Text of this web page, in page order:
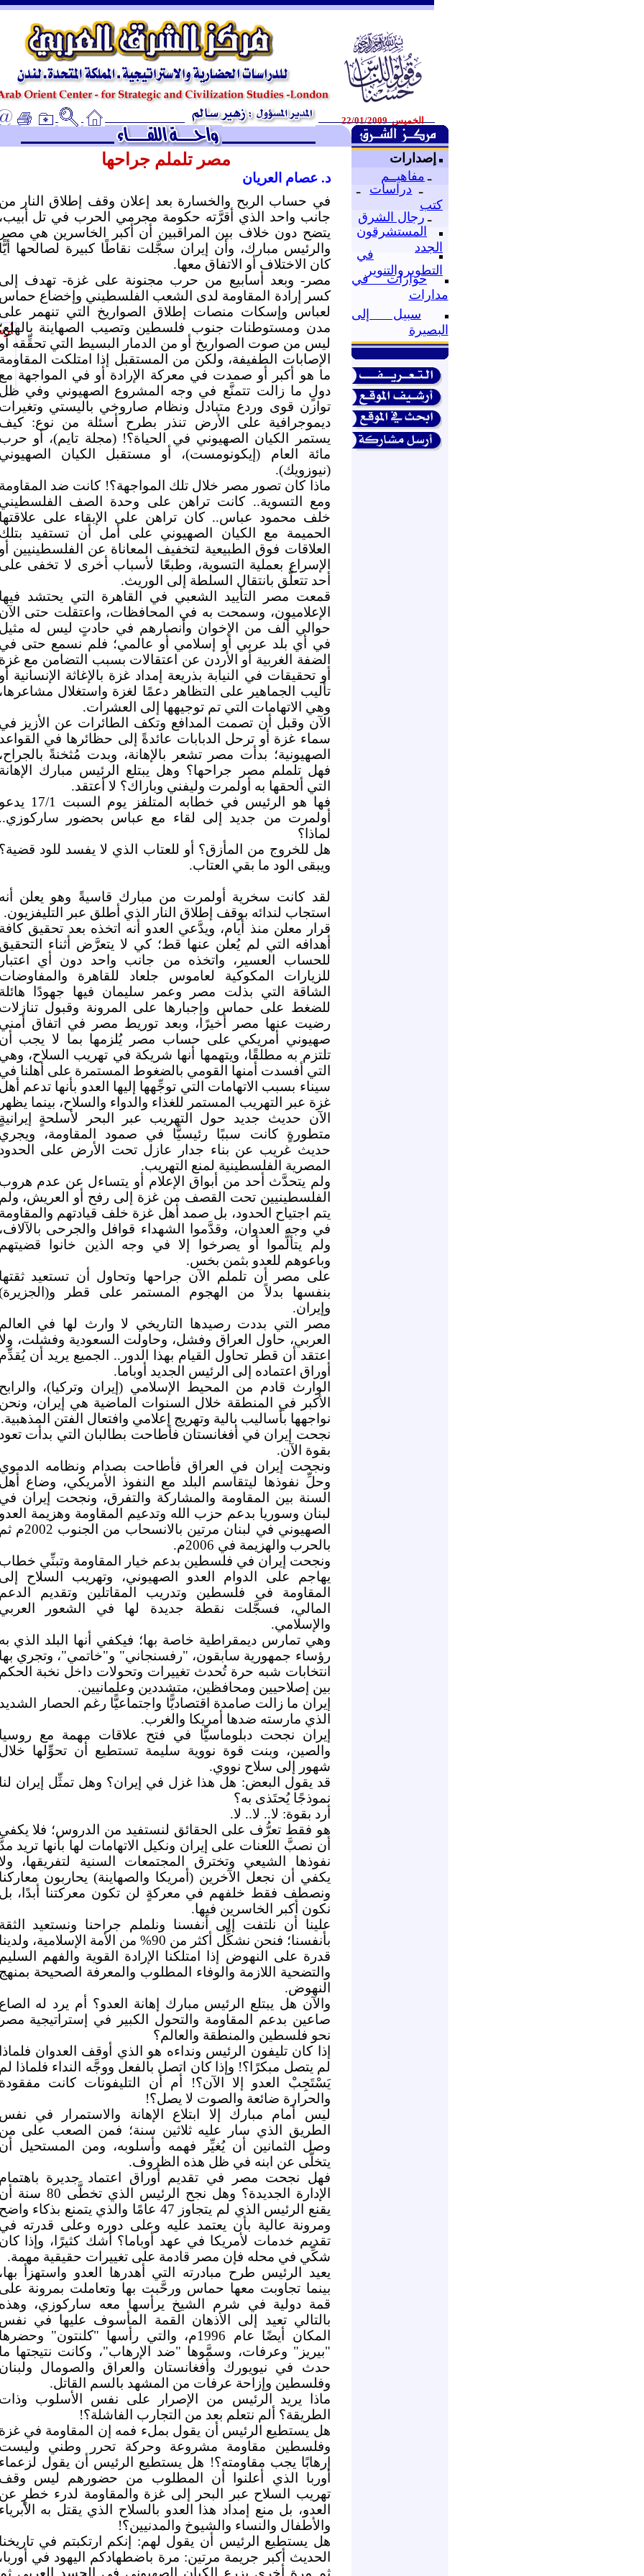
ـ
الخميس 22/01/2009
إصدارات
ـ مفاهيــم
ـ دراسات
ـ
كتب
ـ رجال الشرق
المستشرقون
الجدد
في
التطويروالتنوير
حوارات في
مدارات
سبيل إلى
البصيرة
مصر تلملم جراحها
د. عصام العريان
في حساب الربح والخسارة بعد إعلان وقف إطلاق النار
جانب واحد الذي أقرَّته حكومة مجرمي الحرب في تل
يتضح دون خلاف بين المراقبين أن أكبر الخاسرين هي
والرئيس مبارك، وأن إيران سجَّلت نقاطًا كبيرة لصالحها
كان الاختلاف أو الاتفاق معها.
مصر- وبعد أسابيع من حرب مجنونة على غزة- تهدف
كسر إرادة المقاومة لدى الشعب الفلسطيني وإخضاع
لعباس وإسكات منصات إطلاق الصواريخ التي تنهمر
مدن ومستوطنات جنوب فلسطين وتصيب الصهاينة
ليس من صوت الصواريخ أو من الدمار البسيط التي تحقِّقه
الإصابات الطفيفة، ولكن من المستقبل إذا امتلكت
ما هو أكبر أو صمدت في معركة الإرادة أو في المواجهة
دولٍ ما زالت تتمنَّع في وجه المشروع الصهيوني وفي
توازن قوى وردع متبادل ونظام صاروخي باليستي
ديموجرافية على الأرض تنذر بطرح أسئلة من نوع:
يستمر الكيان الصهيوني في الحياة؟! (مجلة تايم)، أو
مائة العام (إيكونومست)، أو مستقبل الكيان
(نيوزويك).
ماذا كان تصور مصر خلال تلك المواجهة؟! كانت ضد
ومع التسوية.. كانت تراهن على وحدة الصف
خلف محمود عباس.. كان تراهن على الإبقاء على
الحميمة مع الكيان الصهيوني على أمل أن تستفيد
العلاقات فوق الطبيعية لتخفيف المعاناة عن الفلسطينيين
الإسراع بعملية التسوية، وطبعًا لأسباب أخرى لا تخفى
أحد تتعلَّق بانتقال السلطة إلى الوريث.
قمعت مصر التأييد الشعبي في القاهرة التي يحتشد
الإعلاميون، وسمحت به في المحافظات، واعتقلت حتى
حوالي ألف من الإخوان وأنصارهم في حادتٍ ليس له
في أي بلد عربي أو إسلامي أو عالمي؛ فلم نسمع حتى
الضفة الغربية أو الأردن عن اعتقالات بسبب التضامن مع
أو تحقيقات في النيابة بذريعة إمداد غزة بالإغاثة الإنسانية
تأليب الجماهير على التظاهر دعمًا لغزة واستغلال
وهي الاتهامات التي تم توجيهها إلى العشرات.
الآن وقبل أن تصمت المدافع وتكف الطائرات عن الأزيز
سماء غزة أو ترحل الدبابات عائدةً إلى حظائرها في
الصهيونية؛ بدأت مصر تشعر بالإهانة، وبدت مُثخنةً
فهل تلملم مصر جراحها؟ وهل يبتلع الرئيس مبارك
التي ألحقها به أولمرت وليفني وباراك؟ لا أعتقد.
فها هو الرئيس في خطابه المتلفز يوم السبت
أولمرت من جديد إلى لقاء مع عباس بحضور
لماذا؟
هل للخروج من المأزق؟ أو للعتاب الذي لا يفسد للود
ويبقى الود ما بقي العتاب.
لقد كانت سخرية أولمرت من مبارك قاسيةً وهو يعلن
استجاب لندائه بوقف إطلاق النار الذي أطلق عبر التليفزيون.
قرار معلن منذ أيام، ويدَّعي العدو أنه اتخذه بعد تحقيق
أهدافه التي لم يُعلن عنها قط؛ كي لا يتعرَّض أثناء
للحساب العسير، واتخذه من جانب واحد دون أي
للزيارات المكوكية لعاموس جلعاد للقاهرة
الشاقة التي بذلت مصر وعمر سليمان فيها جهودًا
للضغط على حماس وإجبارها على المرونة وقبول
رضيت عنها مصر أخيرًا، وبعد توريط مصر في اتفاق
صهيوني أمريكي على حساب مصر يُلزمها بما لا يجب
تلتزم به مطلقًا، ويتهمها أنها شريكة في تهريب السلاح،
التي أفسدت أمنها القومي بالضغوط المستمرة على أهلنا
سيناء بسبب الاتهامات التي توجِّهها إليها العدو بأنها تدعم
غزة عبر التهريب المستمر للغذاء والدواء والسلاح، بينما
الآن حديث جديد حول التهريب عبر البحر لأسلحةٍ
متطورةٍ كانت سببًا رئيسيًّا في صمود المقاومة،
حديث غريب عن بناء جدار عازل تحت الأرض على
المصرية الفلسطينية لمنع التهريب.
ولم يتحدَّث أحد من أبواق الإعلام أو يتساءل عن عدم
الفلسطينيين تحت القصف من غزة إلى رفح أو العريش،
يتم اجتياح الحدود، بل صمد أهل غزة خلف قيادتهم
في وجه العدوان، وقدَّموا الشهداء قوافل والجرحى
ولم يتألَّموا أو يصرخوا إلا في وجه الذين خانوا
وباعوهم للعدو بثمن بخس.
على مصر أن تلملم الآن جراحها وتحاول أن تستعيد
بنفسها بدلاً من الهجوم المستمر على قطر
وإيران.
مصر التي بددت رصيدها التاريخي لا وارث لها في
العربي، حاول العراق وفشل، وحاولت السعودية وفشلت،
اعتقد أن قطر تحاول القيام بهذا الدور.. الجميع يريد أن
أوراق اعتماده إلى الرئيس الجديد أوباما.
الوارث قادم من المحيط الإسلامي (إيران وتركيا)،
الأكبر في المنطقة خلال السنوات الماضية هي إيران،
نواجهها بأساليب بالية وتهريج إعلامي وافتعال الفتن المذهبية.
نجحت إيران في أفغانستان فأطاحت بطالبان التي بدأت
بقوة الآن.
ونجحت إيران في العراق فأطاحت بصدام ونظامه
وحلِّ نفوذها ليتقاسم البلد مع النفوذ الأمريكي، وضاع
السنة بين المقاومة والمشاركة والتفرق، ونجحت إيران
لبنان وسوريا بدعم حزب الله وتدعيم المقاومة وهزيمة
الصهيوني في لبنان مرتين بالانسحاب من الجنوب
بالحرب والهزيمة في 2006م.
ونجحت إيران في فلسطين بدعم خيار المقاومة وتبنِّي
يهاجم على الدوام العدو الصهيوني، وتهريب السلاح
المقاومة في فلسطين وتدريب المقاتلين وتقديم
المالي، فسجَّلت نقطة جديدة لها في الشعور
والإسلامي.
وهي تمارس ديمقراطية خاصة بها؛ فيكفي أنها البلد الذي
رؤساء جمهورية سابقون، "رفسنجاني" و"خاتمي"، وتجري
انتخابات شبه حرة تُحدث تغييرات وتحولات داخل نخبة
بين إصلاحيين ومحافظين، متشددين وعلمانيين.
إيران ما زالت صامدة اقتصاديًّا واجتماعيًّا رغم الحصار
الذي مارسته ضدها أمريكا والغرب.
إيران نجحت دبلوماسيًّا في فتح علاقات مهمة مع
والصين، وبنت قوة نووية سليمة تستطيع أن تحوِّلها
شهور إلى سلاح نووي.
قد يقول البعض: هل هذا غزل في إيران؟ وهل تمثِّل إيران
نموذجًا يُحتَذى به؟
أرد بقوة: لا.. لا.. لا.
هو فقط تعرُّف على الحقائق لنستفيد من الدروس؛ فلا
أن نصبَّ اللعنات على إيران ونكيل الاتهامات لها بأنها تريد
نفوذها الشيعي وتخترق المجتمعات السنية لتفريقها،
يكفي أن نجعل الآخرين (أمريكا والصهاينة) يحاربون
ونصطف فقط خلفهم في معركةٍ لن تكون معركتنا أبدًا،
نكون أكبر الخاسرين فيها.
علينا أن نلتفت إلى أنفسنا ونلملم جراحنا ونستعيد
بأنفسنا؛ فنحن نشكِّل أكثر من 90% من الأمة الإسلامية،
قدرة على النهوض إذا امتلكنا الإرادة القوية والفهم
والتضحية اللازمة والوفاء المطلوب والمعرفة الصحيحة
النهوض.
والآن هل يبتلع الرئيس مبارك إهانة العدو؟ أم يرد له
صاعين بدعم المقاومة والتحول الكبير في إستراتيجية
نحو فلسطين والمنطقة والعالم؟
إذا كان تليفون الرئيس ونداءه هو الذي أوقف العدوان
لم يتصل مبكرًا؟! وإذا كان اتصل بالفعل ووجَّه النداء فلماذا
يَسْتَجِبْ العدو إلا الآن؟! أم أن التليفونات كانت
والحرارة ضائعة والصوت لا يصل؟!
ليس أمام مبارك إلا ابتلاع الإهانة والاستمرار في
الطريق الذي سار عليه ثلاثين سنة؛ فمن الصعب على
وصل الثمانين أن يُغيِّر فهمه وأسلوبه، ومن المستحيل
يتخلَّى عن ابنه في ظل هذه الظروف.
فهل نجحت مصر في تقديم أوراق اعتماد جديرة
الإدارة الجديدة؟ وهل نجح الرئيس الذي تخطَّى 80
يقنع الرئيس الذي لم يتجاوز 47 عامًا والذي يتمنع بذكاء
ومرونة عالية بأن يعتمد عليه وعلى دوره وعلى قدرته
تقديم خدمات لأمريكا في عهد أوباما؟ أشك كثيرًا، وإذا
شكِّي في محله فإن مصر قادمة على تغييرات حقيقية مهمة.
يعيد الرئيس طرح مبادرته التي أهدرها العدو واستهزأ
بينما تجاوبت معها حماس ورحَّبت بها وتعاملت بمرونة
قمة دولية في شرم الشيخ يرأسها معه ساركوزي،
بالتالي تعيد إلى الأذهان القمة المأسوف عليها في
المكان أيضًا عام 1996م، والتي رأسها "كلنتون"
"بيريز" وعرفات، وسمَّوها "ضد الإرهاب"، وكانت نتيجتها
حدث في نيويورك وأفغانستان والعراق والصومال
وفلسطين وإزاحة عرفات من المشهد بالسم القاتل.
ماذا يريد الرئيس من الإصرار على نفس الأسلوب
الطريقة؟ ألم نتعلم بعد من التجارب الفاشلة؟!
هل يستطيع الرئيس أن يقول بملء فمه إن المقاومة في
وفلسطين مقاومة مشروعة وحركة تحرر وطني
إرهابًا يجب مقاومته؟! هل يستطيع الرئيس أن يقول
أوربا الذي أعلنوا أن المطلوب من حضورهم ليس
تهريب السلاح عبر البحر إلى غزة والمقاومة لدرء خطرٍ
العدو، بل منع إمداد هذا العدو بالسلاح الذي يقتل به
والأطفال والنساء والشيوخ والمدنيين؟!
هل يستطيع الرئيس أن يقول لهم: إنكم ارتكبتم في
الحديث أكبر جريمة مرتين: مرة باضطهادكم اليهود في
ثم مرة أخرى بزرع الكيان الصهيوني في الجسد العربي